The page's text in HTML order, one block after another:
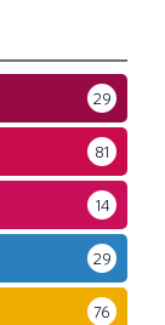
29
81
14
29
76